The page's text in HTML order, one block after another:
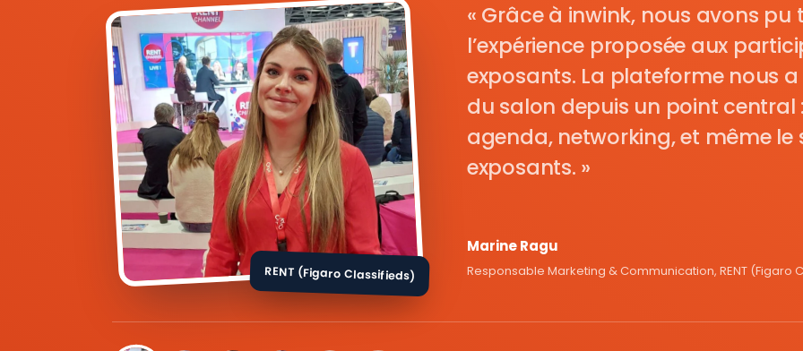
RENT (Figaro Classifieds)
Grâce à inwink, nous avons
l’expérience proposée aux
exposants. La plateforme nous
du salon depuis un point central
agenda, networking, et même le
exposants.
Marine Ragu
Responsable Marketing & Communication, RENT (Figaro